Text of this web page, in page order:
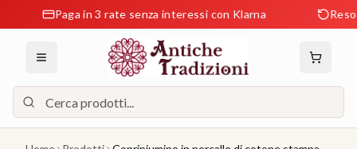
Paga in 3 rate senza interessi con Klarna Reso